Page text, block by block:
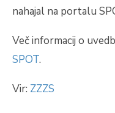
nahajal na portalu
Več informacij o
SPOT.
Vir: ZZZS